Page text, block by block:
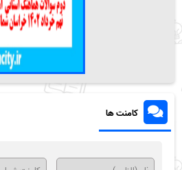
کامنت ها